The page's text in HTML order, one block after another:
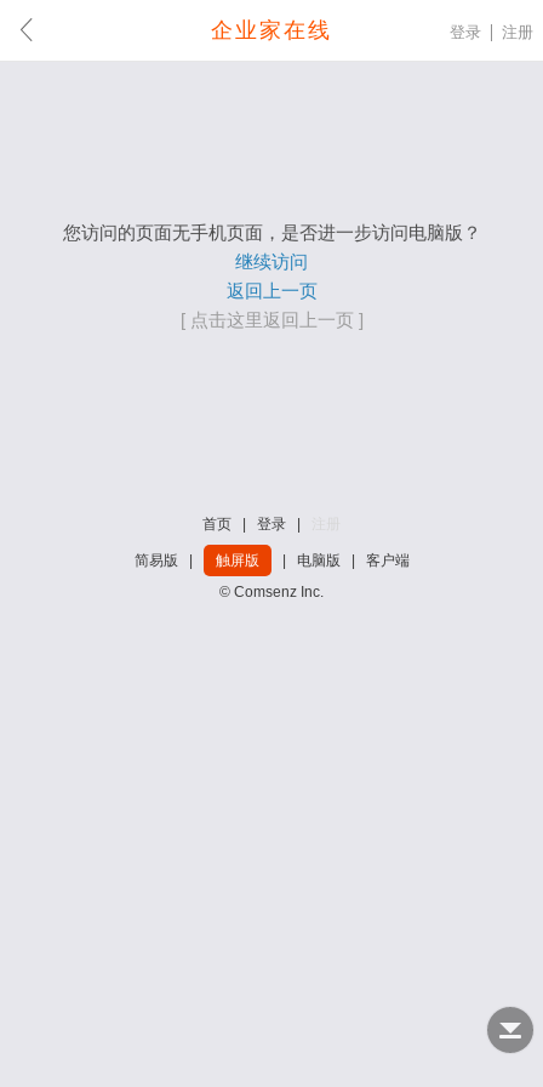
企业家在线 登录 注册
您访问的页面无手机页面，是否进一步访问电脑版？
继续访问
返回上一页
[ 点击这里返回上一页 ]
首页 登录
简易版 触屏版 电脑版
客户端
© Comsenz Inc.